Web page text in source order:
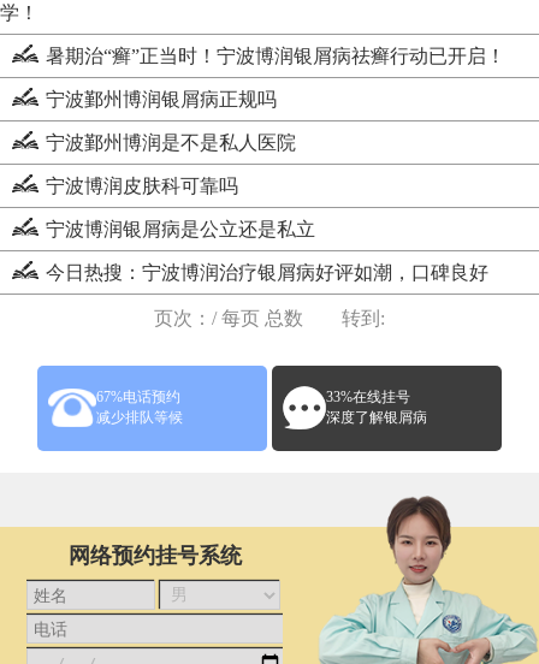
学！
暑期治“癣”正当时！宁波博润银屑病祛癣行动已开启！
宁波鄞州博润银屑病正规吗
宁波鄞州博润是不是私人医院
宁波博润皮肤科可靠吗
宁波博润银屑病是公立还是私立
今日热搜：宁波博润治疗银屑病好评如潮，口碑良好
页次：/ 每页 总数 转到:
67%电话预约
减少排队等候
33%在线挂号
深度了解银屑病
网络预约挂号系统